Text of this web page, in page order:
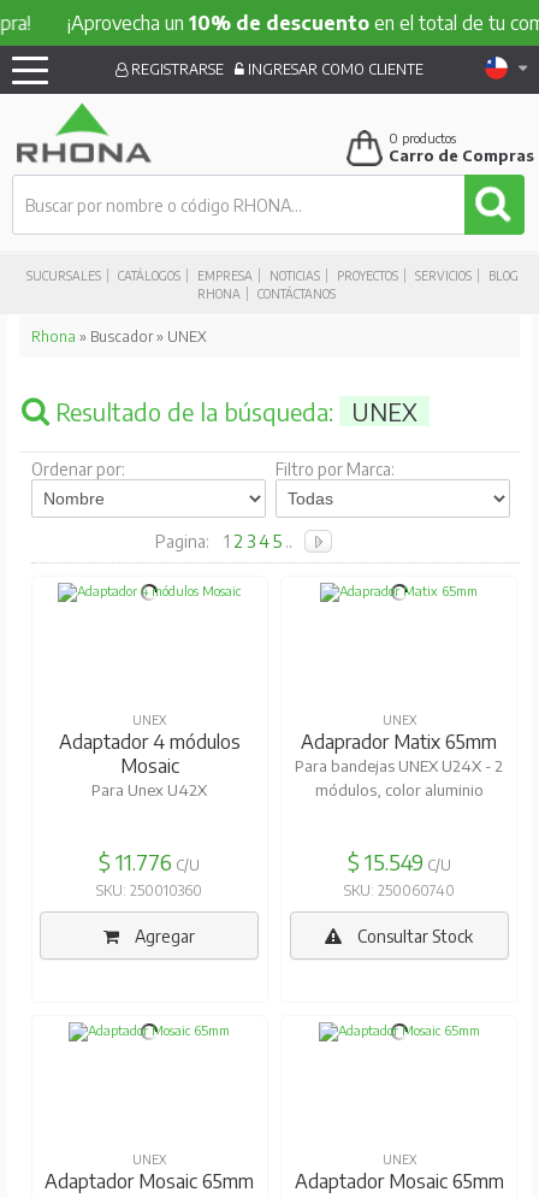
¡Aprovecha un10% de descuentoen el total de tu compra!
SUCURSALES CATÁLOGOS EMPRESA NOTICIAS PROYECTOS SERVICIOS
BLOG
RHONA
CONTÁCTANOS
REGISTRARSE INGRESAR COMO CLIENTE
0 productos
Carro de Compras
Rhona » Buscador » UNEX
Resultado de la búsqueda: UNEX
Ordenar por: Filtro por Marca:
Pagina: 1 2 345..
UNEX
Adaptador 4 módulos
Mosaic
Para Unex U42X
$ 11.776 C/U
SKU: 250010360
Agregar
UNEX
Adaprador Matix 65mm
Para bandejas UNEX U24X - 2
módulos, color aluminio
$ 15.549 C/U
SKU: 250060740
Consultar Stock
UNEX
Adaptador Mosaic 65mm
UNEX
Adaptador Mosaic 65mm